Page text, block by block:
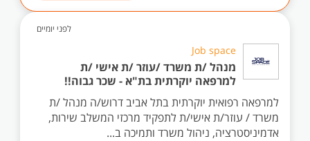
לפני יומיים
Job space
מנהל /ת משרד /עוזר /ת אישי /ת
למרפאה יוקרתית בת"א - שכר גבוה!!
למרפאה רפואית יוקרתית בתל אביב דרוש/ה מנהל /ת
משרד / עוזר/ת אישי/ת לתפקיד מרכזי המשלב שירות,
אדמיניסטרציה, ניהול משרד ותמיכה ב...